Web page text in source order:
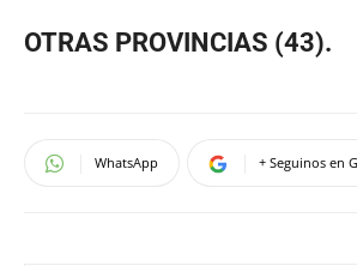
OTRAS PROVINCIAS (43).
WhatsApp + Seguinos en